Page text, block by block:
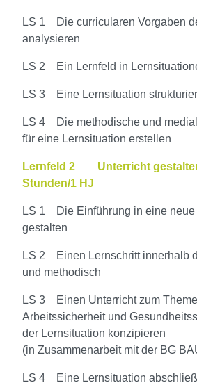
LS 1 Die curricularen Vorgaben
analysieren
LS 2 Ein Lernfeld in
LS 3 Eine Lernsituation
LS 4 Die methodische und
für eine Lernsituation erstellen
Lernfeld 2 Unterricht
Stunden/1 HJ
LS 1 Die Einführung in eine neue
gestalten
LS 2 Einen Lernschritt innerhalb
und methodisch
LS 3 Einen Unterricht zum
Arbeitssicherheit und
der Lernsituation konzipieren
(in Zusammenarbeit mit der BG
LS 4 Eine Lernsituation